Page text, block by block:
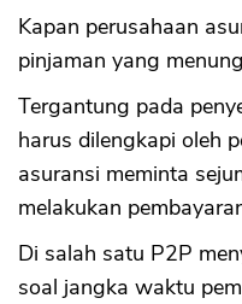
Kapan perusahaan
pinjaman yang
Tergantung pada
harus dilengkapi oleh
asuransi meminta
melakukan
Di salah satu P2P
soal jangka waktu